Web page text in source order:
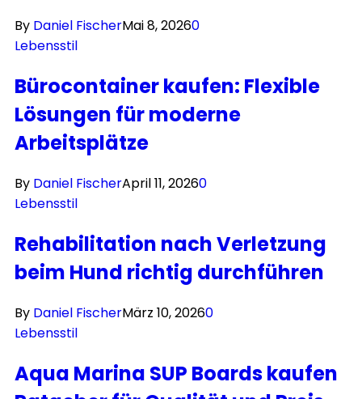
By Daniel FischerMai 8, 20260
Lebensstil
Bürocontainer kaufen: Flexible
Lösungen für moderne
Arbeitsplätze
By Daniel FischerApril 11, 20260
Lebensstil
Rehabilitation nach Verletzung
beim Hund richtig durchführen
By Daniel FischerMärz 10, 20260
Lebensstil
Aqua Marina SUP Boards kaufen